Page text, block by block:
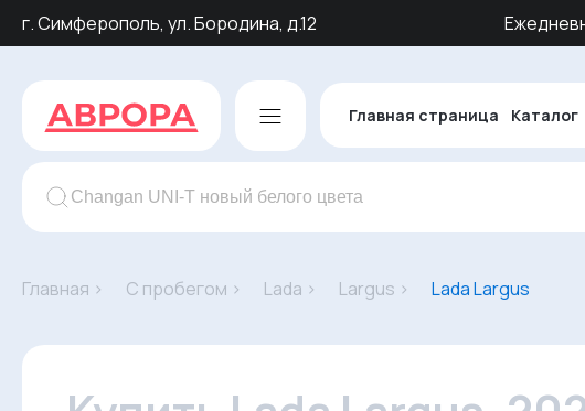
г. Симферополь, ул. Бородина, д.12
Главная страница Каталог
Главная › С пробегом › Lada › Largus › Lada Largus